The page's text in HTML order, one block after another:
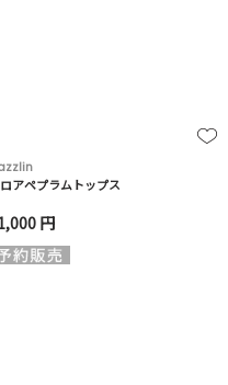
アペプラムトップス
円